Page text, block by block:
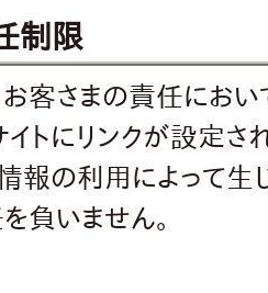
制限
客さまの責任におい
トにリンクが設定さ
報の利用によって生
負いません。